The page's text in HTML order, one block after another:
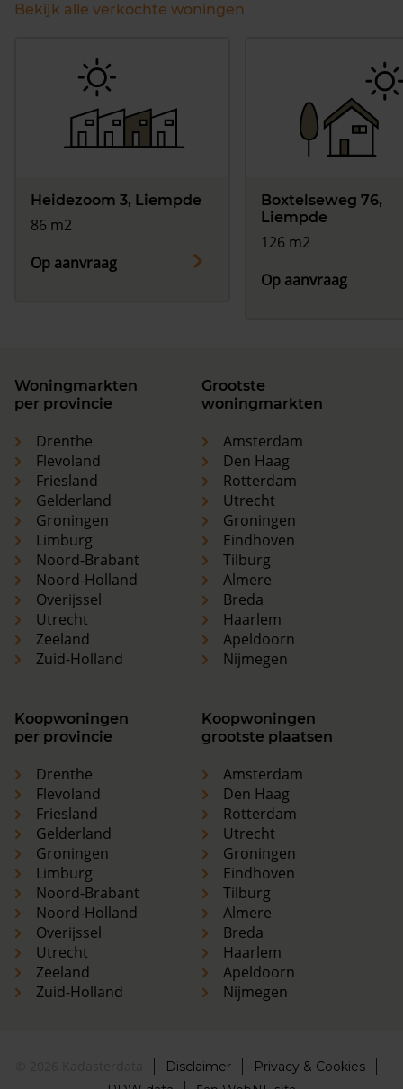
Bekijk alle verkochte woningen
Heidezoom 3, Liempde
86 m2
Op aanvraag
Boxtelseweg 76,
Liempde
126 m2
Op aanvraag
Woningmarkten
per provincie
Drenthe
Flevoland
Friesland
Gelderland
Groningen
Limburg
Noord-Brabant
Noord-Holland
Overijssel
Utrecht
Zeeland
Zuid-Holland
Grootste
woningmarkten
Amsterdam
Den Haag
Rotterdam
Utrecht
Groningen
Eindhoven
Tilburg
Almere
Breda
Haarlem
Apeldoorn
Nijmegen
Koopwoningen
per provincie
Drenthe
Flevoland
Friesland
Gelderland
Groningen
Limburg
Noord-Brabant
Noord-Holland
Overijssel
Utrecht
Zeeland
Zuid-Holland
Koopwoningen
grootste plaatsen
Amsterdam
Den Haag
Rotterdam
Utrecht
Groningen
Eindhoven
Tilburg
Almere
Breda
Haarlem
Apeldoorn
Nijmegen
Disclaimer
Privacy & Cookies